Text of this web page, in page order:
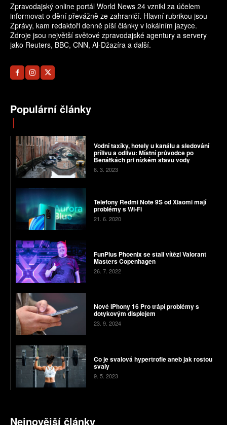
Zpravodajský online portál World News 24 vznikl za účelem
informovat o dění převážně ze zahraničí. Hlavní rubrikou jsou
Zprávy, kam redaktoři denně píší články v lokálním jazyce.
Zdroje jsou největší světové zpravodajské agentury a servery
jako Reuters, BBC, CNN, Al-Džazíra a další.
Populární články
Vodní taxíky, hotely u kanálu a sledování
přílivu a odlivu: Místní průvodce po
Benátkách při nízkém stavu vody
6. 3. 2023
Telefony Redmi Note 9S od Xiaomi mají
problémy s Wi-Fi
21. 6. 2020
FunPlus Phoenix se stali vítězi Valorant
Masters Copenhagen
26. 7. 2022
Nové iPhony 16 Pro trápí problémy s
dotykovým displejem
23. 9. 2024
Co je svalová hypertrofie aneb jak rostou
svaly
9. 5. 2023
Nejnovější články